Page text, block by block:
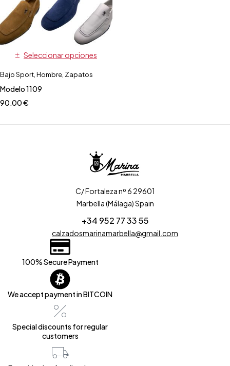
Seleccionar opciones
Bajo Sport Hombre Zapatos
Modelo 1109
90,00€
C/ Fortaleza nº 6 29601
Marbella (Málaga) Spain
+34 952 77 33 55
calzadosmarinamarbella@gmail.com
100% Secure Payment
We accept payment in BITCOIN
Special discounts for regular
customers